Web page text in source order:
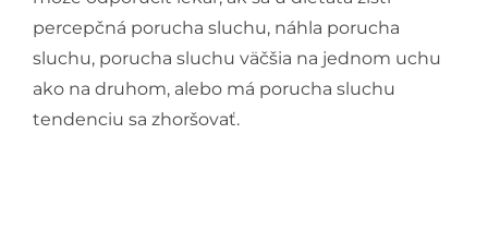
percepčná porucha sluchu, náhla porucha
sluchu, porucha sluchu väčšia na jednom uchu
ako na druhom, alebo má porucha sluchu
tendenciu sa zhoršovať.